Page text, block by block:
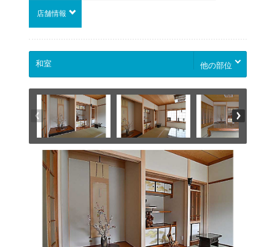
店舗情報
他の部位